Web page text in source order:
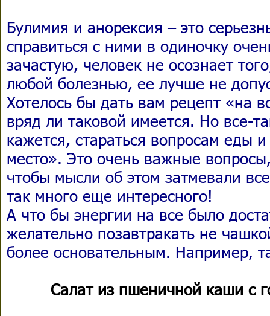
Булимия и анорексия – это
справиться с ними в одиночку
зачастую, человек не осознает
любой болезнью, ее лучше не
Хотелось бы дать вам рецепт «на
вряд ли таковой имеется. Но все-
кажется, стараться вопросам еды
место». Это очень важные
чтобы мысли об этом затмевали
так много еще интересного!
А что бы энергии на все было
желательно позавтракать не
более основательным. Например,
Салат из пшеничной каши с